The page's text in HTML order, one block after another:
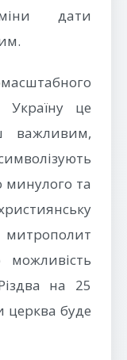
дати
Україну це
важливим,
минулого та
на 25
церква буде